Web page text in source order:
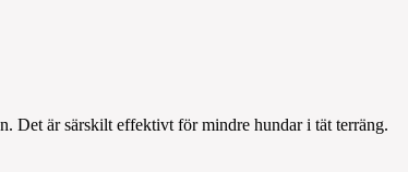
Det är särskilt effektivt för mindre hundar i tät terräng.